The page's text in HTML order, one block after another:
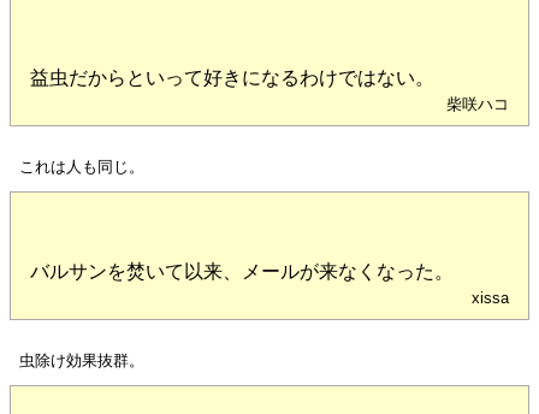
益虫だからといって好きになるわけではない。
柴咲ハコ
これは人も同じ。
バルサンを焚いて以来、メールが来なくなった。
xissa
虫除け効果抜群。